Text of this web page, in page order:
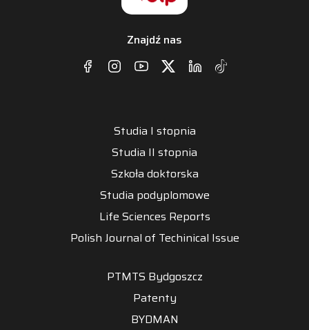
Znajdź nas
Studia I stopnia
Studia II stopnia
Szkoła doktorska
Studia podyplomowe
Life Sciences Reports
Polish Journal of Techinical Issue
PTMTS Bydgoszcz
Patenty
BYDMAN